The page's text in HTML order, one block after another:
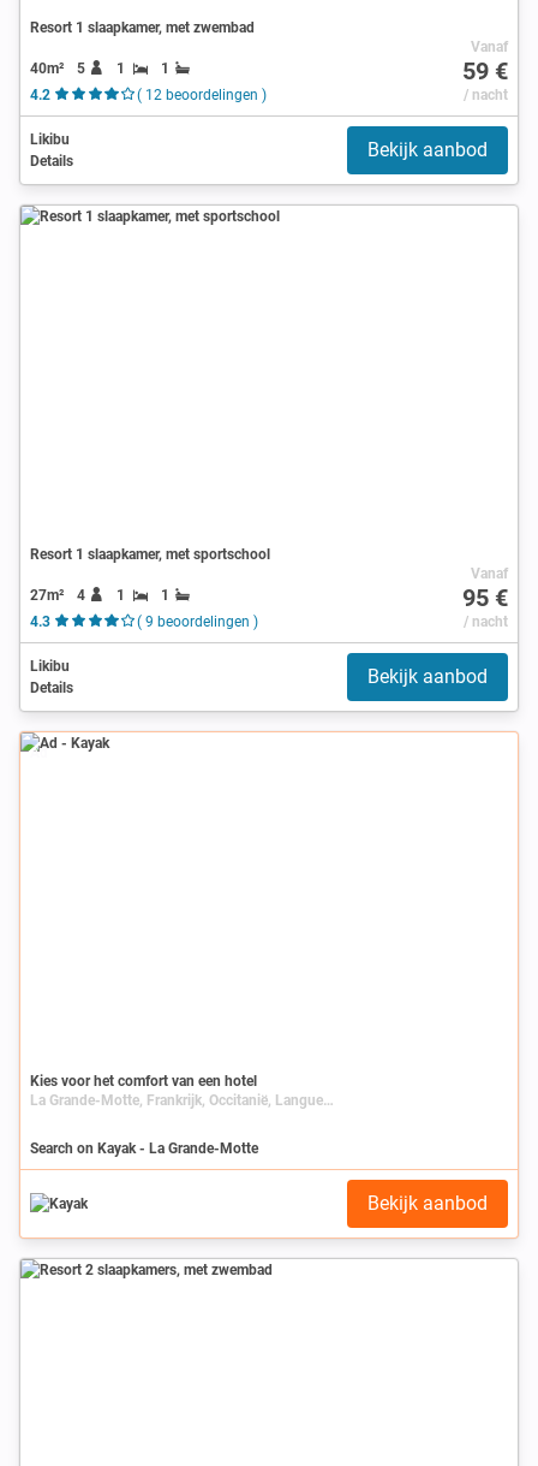
Resort 1 slaapkamer, met zwembad
40m² 5 1
1
4.2
( 12 beoordelingen )
Vanaf
59 €
/ nacht
Likibu
Details
Bekijk aanbod
Resort 1 slaapkamer, met sportschool
27m² 4 1
1
4.3
( 9 beoordelingen )
Vanaf
95 €
/ nacht
Likibu
Details
Bekijk aanbod
Ad
Kies voor het comfort van een hotel
La Grande-Motte, Frankrijk, Occitanië, Languedoc-Roussillon, Hérault
Search on Kayak - La Grande-Motte
Bekijk aanbod